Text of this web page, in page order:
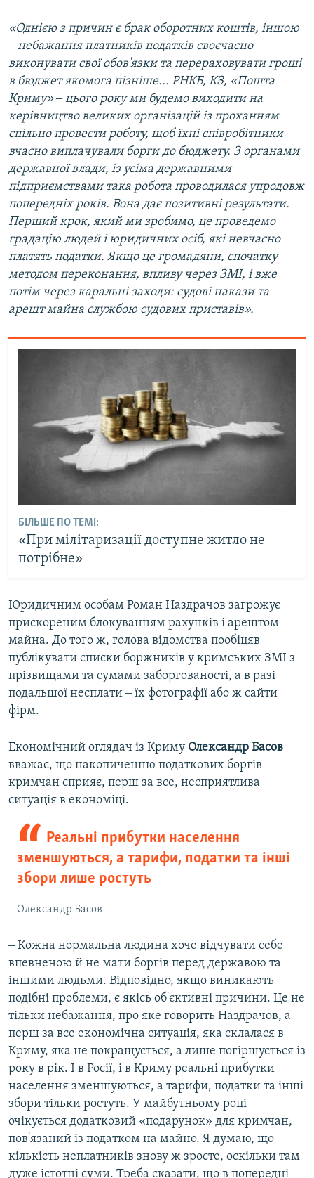
«Однією з причин є брак оборотних коштів, іншою
‒ небажання платників податків своєчасно
виконувати свої обов'язки та перераховувати гроші
в бюджет якомога пізніше... РНКБ, КЗ, «Пошта
Криму» ‒ цього року ми будемо виходити на
керівництво великих організацій із проханням
спільно провести роботу, щоб їхні співробітники
вчасно виплачували борги до бюджету. З органами
державної влади, із усіма державними
підприємствами така робота проводилася упродовж
попередніх років. Вона дає позитивні результати.
Перший крок, який ми зробимо, це проведемо
градацію людей і юридичних осіб, які невчасно
платять податки. Якщо це громадяни, спочатку
методом переконання, впливу через ЗМІ, і вже
потім через каральні заходи: судові накази та
арешт майна службою судових приставів».
БІЛЬШЕ ПО ТЕМІ:
«При мілітаризації доступне житло не
потрібне»
Юридичним особам Роман Наздрачов загрожує
прискореним блокуванням рахунків і арештом
майна. До того ж, голова відомства пообіцяв
публікувати списки боржників у кримських ЗМІ з
прізвищами та сумами заборгованості, а в разі
подальшої несплати ‒ їх фотографії або ж сайти
фірм.
Економічний оглядач із Криму Олександр Басов
вважає, що накопиченню податкових боргів
кримчан сприяє, перш за все, несприятлива
ситуація в економіці.
Реальні прибутки населення
зменшуються, а тарифи, податки та інші
збори лише ростуть
Олександр Басов
‒ Кожна нормальна людина хоче відчувати себе
впевненою й не мати боргів перед державою та
іншими людьми. Відповідно, якщо виникають
подібні проблеми, є якісь об'єктивні причини. Це не
тільки небажання, про яке говорить Наздрачов, а
перш за все економічна ситуація, яка склалася в
Криму, яка не покращується, а лише погіршується із
року в рік. І в Росії, і в Криму реальні прибутки
населення зменшуються, а тарифи, податки та інші
збори тільки ростуть. У майбутньому році
очікується додатковий «подарунок» для кримчан,
пов'язаний із податком на майно. Я думаю, що
кількість неплатників знову ж зросте, оскільки там
дуже істотні суми. Треба сказати, що в попередні